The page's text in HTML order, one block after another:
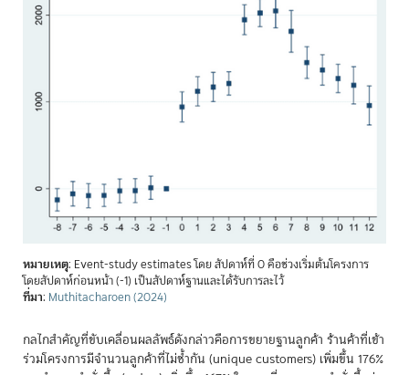
หมายเหตุ: Event-study estimates โดย สัปดาห์ที่ 0 คือช่วงเริ่มต้นโครงการ
โดยสัปดาห์ก่อนหน้า (-1) เป็นสัปดาห์ฐานและได้รับการละไว้
ที่มา: Muthitacharoen (2024)
กลไกสำคัญที่ขับเคลื่อนผลลัพธ์ดังกล่าวคือการขยายฐานลูกค้า ร้านค้าที่เข้า
ร่วมโครงการมีจำนวนลูกค้าที่ไม่ซ้ำกัน (unique customers) เพิ่มขึ้น 176%